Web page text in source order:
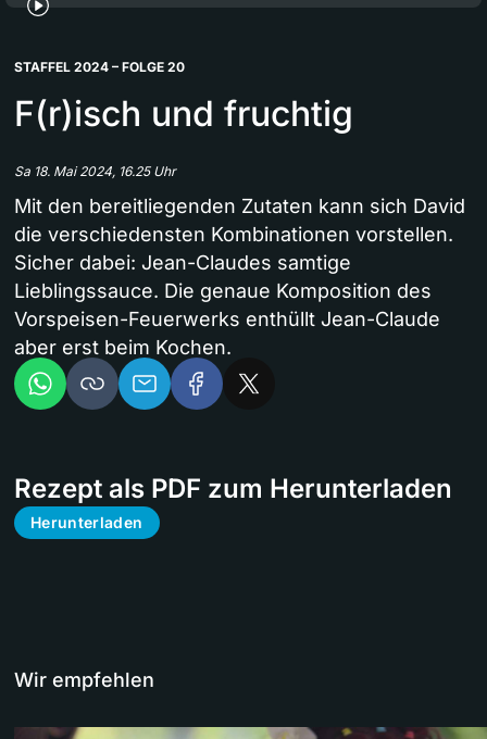
STAFFEL 2024 – FOLGE 20
F(r)isch und fruchtig
Sa 18. Mai 2024, 16.25 Uhr
Mit den bereitliegenden Zutaten kann sich David
die verschiedensten Kombinationen vorstellen.
Sicher dabei: Jean-Claudes samtige
Lieblingssauce. Die genaue Komposition des
Vorspeisen-Feuerwerks enthüllt Jean-Claude
aber erst beim Kochen.
Rezept als PDF zum Herunterladen
Herunterladen
Wir empfehlen